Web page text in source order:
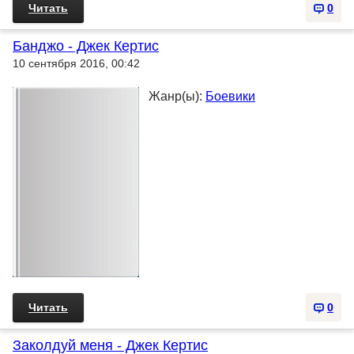
0
Читать
Банджо - Джек Кертис
10 сентября 2016, 00:42
Жанр(ы): Боевики
0
Читать
Заколдуй меня - Джек Кертис